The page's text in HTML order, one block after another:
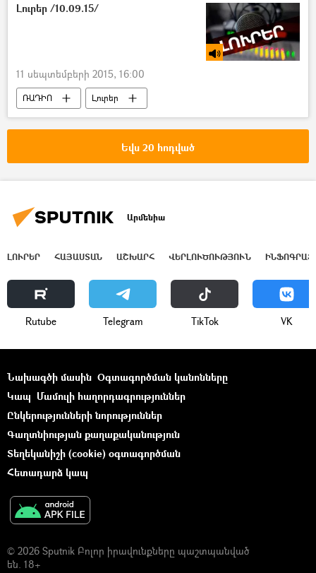
Լուրեր /10.09.15/
11 սեպտեմբերի 2015, 16:00
ՌԱԴԻՈ Լուրեր
Եվս 20 հոդված
Արմենիա
ԼՈՒՐԵՐ ՀԱՅԱՍՏԱՆ ԱՇԽԱՐՀ ՎԵՐԼՈՒԾՈՒԹՅՈՒՆ
Rutube Telegram ТikТоk VK
Նախագծի մասին Օգտագործման կանոնները
Կապ Մամուլի հաղորդագրություններ
Ընկերությունների նորություններ
Գաղտնիության քաղաքականություն
Տեղեկանիշի (cookie) օգտագործման
Հետադարձ կապ
© 2026 Sputnik Բոլոր իրավունքները պաշտպանված
են. 18+